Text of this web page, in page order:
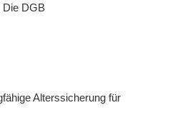
Die DGB
Alterssicherung für